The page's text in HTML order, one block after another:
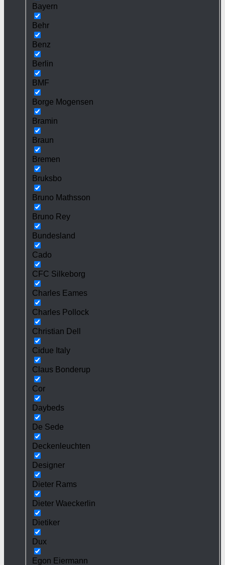
Bayern
Behr
Benz
Berlin
BMF
Borge Mogensen
Bramin
Braun
Bremen
Bruksbo
Bruno Mathsson
Bruno Rey
Bundesland
Cado
CFC Silkeborg
Charles Eames
Charles Pollock
Christian Dell
Cidue Italy
Claus Bonderup
Cor
Daybeds
De Sede
Deckenleuchten
Designer
Dieter Rams
Dieter Waeckerlin
Dietiker
Dux
Egon Eiermann